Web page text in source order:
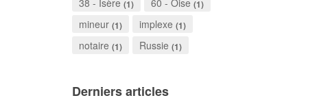
38 - Isère (1) 60 - Oise (1)
mineur (1) implexe (1)
notaire (1) Russie (1)
Derniers articles